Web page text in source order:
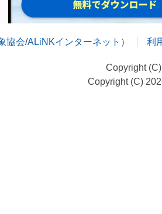
協会/ALiNKインターネット ） 利
Copyright
Copyright (C)